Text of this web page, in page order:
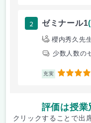
2 ゼミナール1
櫻内秀久先
少数人数の
充実 4
評価は授業
クリックすることで出